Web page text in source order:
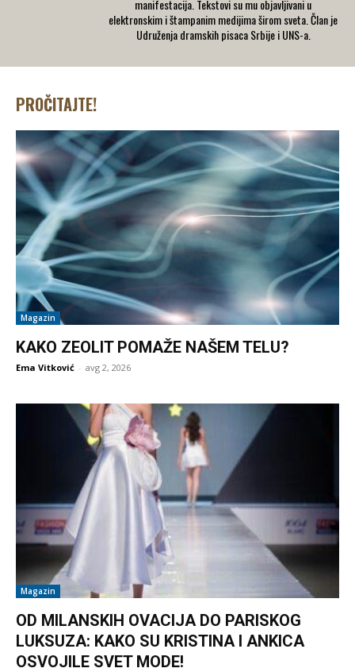
manifestacija. Tekstovi su mu objavljivani u
elektronskim i štampanim medijima širom sveta. Član je
Udruženja dramskih pisaca Srbije i UNS-a.
PROČITAJTE!
Magazin
KAKO ZEOLIT POMAŽE NAŠEM TELU?
Ema Vitković - avg 2, 2026
Magazin
OD MILANSKIH OVACIJA DO PARISKOG
LUKSUZA: KAKO SU KRISTINA I ANKICA
OSVOJILE SVET MODE!